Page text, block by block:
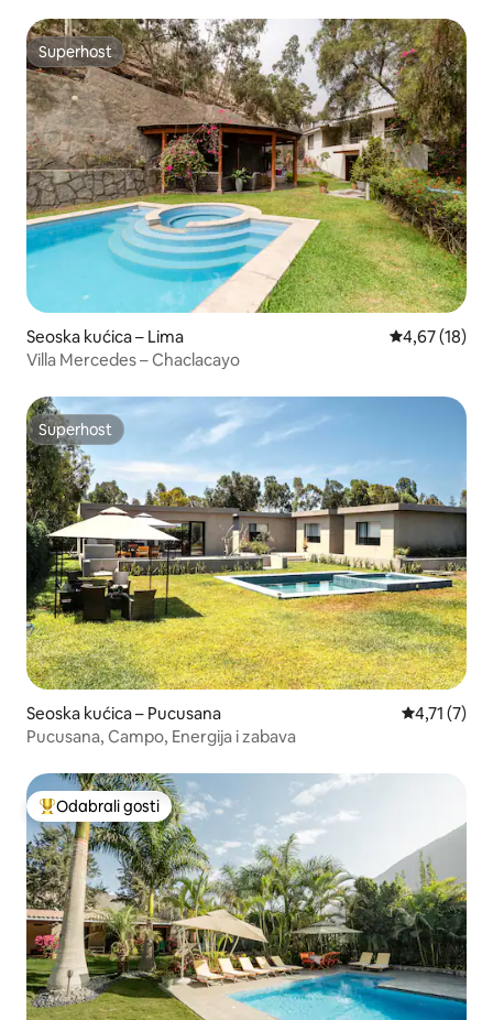
Superhost
Superhost
Seoska kućica – Lima Prosječna
4,67 (18)
Villa Mercedes – Chaclacayo
Superhost
Superhost
Seoska kućica – Pucusana Prosječna
4,71 (7)
Pucusana, Campo, Energija i zabava
Među najviše rangiranima s oznakom „Odabrali gosti”
Odabrali gosti